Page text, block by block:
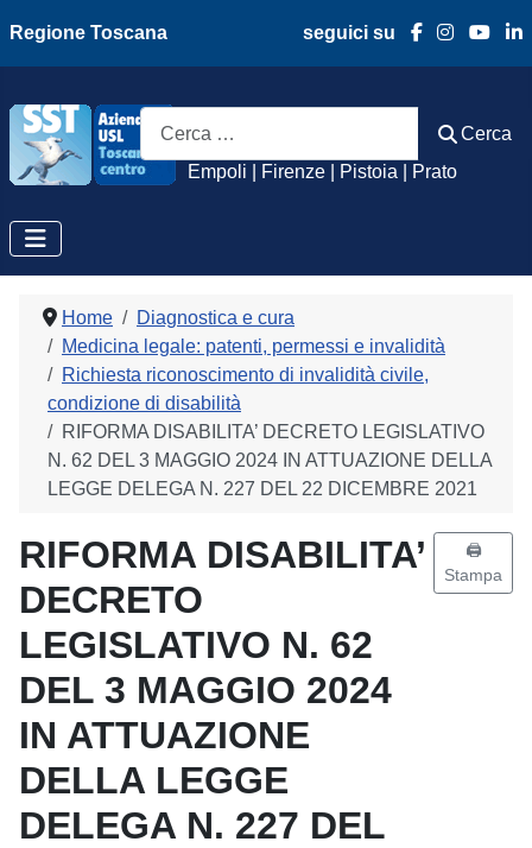
Regione Toscana seguici su
Azienda Usl
Empoli | Firenze | Pistoia | Prato
Cerca
Cerca
Home
Diagnostica e cura
Medicina legale: patenti, permessi e invalidità
Richiesta riconoscimento di invalidità civile,
condizione di disabilità
RIFORMA DISABILITA’ DECRETO LEGISLATIVO
N. 62 DEL 3 MAGGIO 2024 IN ATTUAZIONE DELLA
LEGGE DELEGA N. 227 DEL 22 DICEMBRE 2021
RIFORMA DISABILITA’
DECRETO
LEGISLATIVO N. 62
DEL 3 MAGGIO 2024
IN ATTUAZIONE
DELLA LEGGE
DELEGA N. 227 DEL
🖨️
Stampa